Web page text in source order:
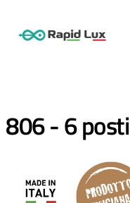
806 - 6 posti